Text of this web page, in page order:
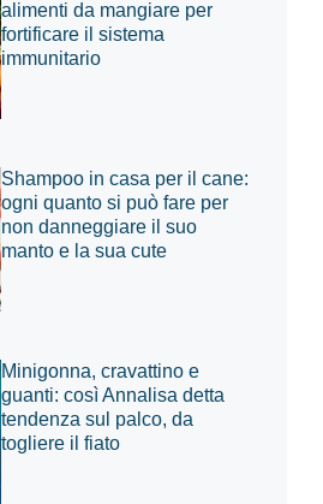
alimenti da mangiare per
fortificare il sistema
immunitario
Shampoo in casa per il cane:
ogni quanto si può fare per
non danneggiare il suo
manto e la sua cute
Minigonna, cravattino e
guanti: così Annalisa detta
tendenza sul palco, da
togliere il fiato